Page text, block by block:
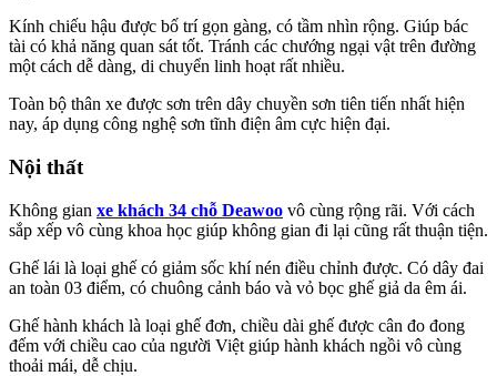
Kính chiếu hậu được bố trí gọn gàng, có tầm nhìn rộng. Giúp bác
tài có khả năng quan sát tốt. Tránh các chướng ngại vật trên đường
một cách dễ dàng, di chuyển linh hoạt rất nhiều.
Toàn bộ thân xe được sơn trên dây chuyền sơn tiên tiến nhất hiện
nay, áp dụng công nghệ sơn tĩnh điện âm cực hiện đại.
Nội thất
Không gian xe khách 34 chỗ Deawoo vô cùng rộng rãi. Với cách
sắp xếp vô cùng khoa học giúp không gian đi lại cũng rất thuận tiện.
Ghế lái là loại ghế có giảm sốc khí nén điều chỉnh được. Có dây đai
an toàn 03 điểm, có chuông cảnh báo và vỏ bọc ghế giả da êm ái.
Ghế hành khách là loại ghế đơn, chiều dài ghế được cân đo đong
đếm với chiều cao của người Việt giúp hành khách ngồi vô cùng
thoải mái, dễ chịu.